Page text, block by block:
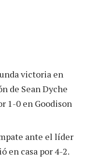
victoria en
de Sean Dyche
1-0 en Goodison
ante el líder
en casa por 4-2.